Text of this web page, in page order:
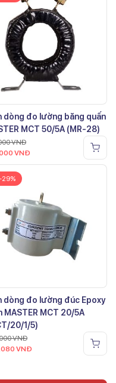
dòng đo lường băng quấn
MCT 50/5A (MR-28)
VNĐ
VNĐ
29%
dòng đo lường đúc Epoxy
MASTER MCT 20/5A
20/1/5)
VNĐ
VNĐ